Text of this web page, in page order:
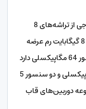
تراشه‌ی این محصول، اسنپدراگن 720 جی از تراشه‌های 8
نانومتری سامسونگ است که به همراه 8 گیگابایت رم عرضه
می‌شود. دوربین اصبی این گوشی سنسور 64 مگاپیکسلی دارد
و از نوع عریض است. یک سنسور 12مگاپیکسلی و دو سنسور 5
دوربین‌های قاب